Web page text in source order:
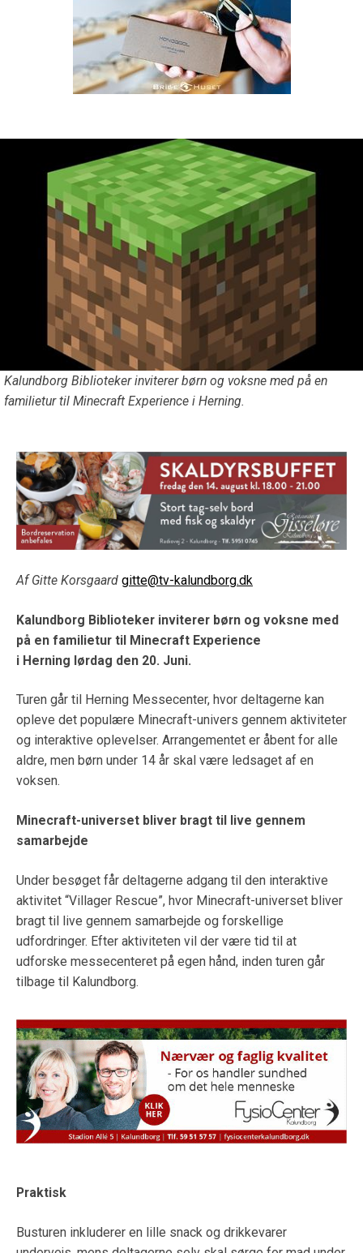
Kalundborg Biblioteker inviterer børn og voksne med på en
familietur til Minecraft Experience i Herning.
Af Gitte Korsgaard gitte@tv-kalundborg.dk
Kalundborg Biblioteker inviterer børn og voksne med
på en familietur til Minecraft Experience
i Herning lørdag den 20. Juni.
Turen går til Herning Messecenter, hvor deltagerne kan
opleve det populære Minecraft-univers gennem aktiviteter
og interaktive oplevelser. Arrangementet er åbent for alle
aldre, men børn under 14 år skal være ledsaget af en
voksen.
Minecraft-universet bliver bragt til live gennem
samarbejde
Under besøget får deltagerne adgang til den interaktive
aktivitet “Villager Rescue”, hvor Minecraft-universet bliver
bragt til live gennem samarbejde og forskellige
udfordringer. Efter aktiviteten vil der være tid til at
udforske messecenteret på egen hånd, inden turen går
tilbage til Kalundborg.
Praktisk
Busturen inkluderer en lille snack og drikkevarer